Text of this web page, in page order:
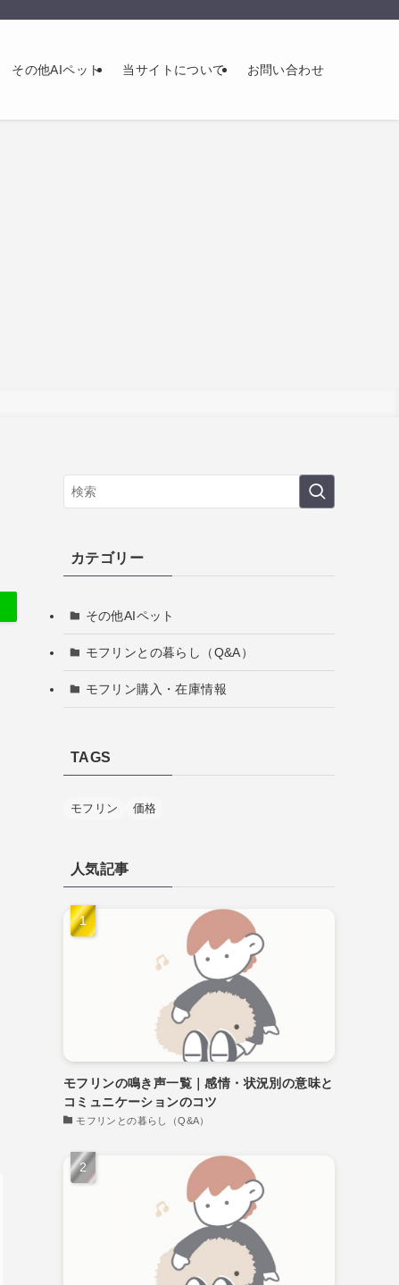
その他AIペット 当サイトについて お問い合わせ
カテゴリー
その他AIペット
モフリンとの暮らし（Q&A）
モフリン購入・在庫情報
TAGS
モフリン 価格
人気記事
モフリンの鳴き声一覧｜感情・状況別の意味と
コミュニケーションのコツ
モフリンとの暮らし（Q&A）